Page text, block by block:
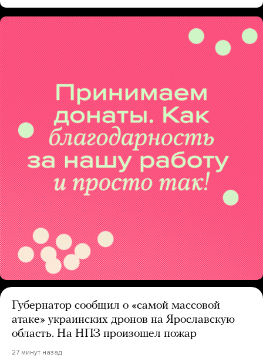
Губернатор сообщил о «самой массовой
атаке» украинских дронов на Ярославскую
область. На НПЗ произошел пожар
27 минут назад